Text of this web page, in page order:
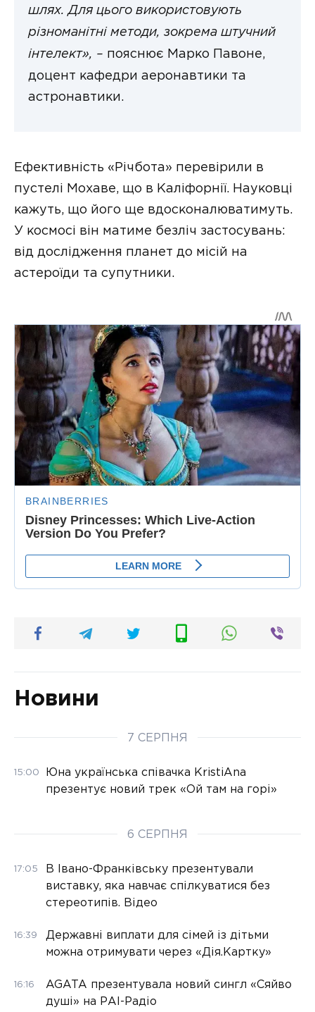
шлях. Для цього використовують
різноманітні методи, зокрема штучний
інтелект», – пояснює Марко Павоне,
доцент кафедри аеронавтики та
астронавтики.
Ефективність «Річбота» перевірили в
пустелі Мохаве, що в Каліфорнії. Науковці
кажуть, що його ще вдосконалюватимуть.
У космосі він матиме безліч застосувань:
від дослідження планет до місій на
астероїди та супутники.
Новини
7 СЕРПНЯ
15:00
Юна українська співачка KristiAna
презентує новий трек «Ой там на горі»
6 СЕРПНЯ
17:05
В Івано-Франківську презентували
виставку, яка навчає спілкуватися без
стереотипів. Відео
16:39
Державні виплати для сімей із дітьми
можна отримувати через «Дія.Картку»
16:16
AGATA презентувала новий сингл «Сяйво
душі» на РАІ-Радіо